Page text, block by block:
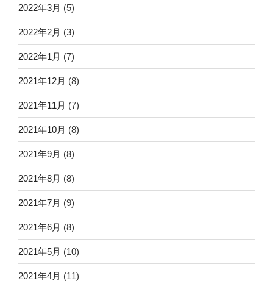
2022年3月 (5)
2022年2月 (3)
2022年1月 (7)
2021年12月 (8)
2021年11月 (7)
2021年10月 (8)
2021年9月 (8)
2021年8月 (8)
2021年7月 (9)
2021年6月 (8)
2021年5月 (10)
2021年4月 (11)